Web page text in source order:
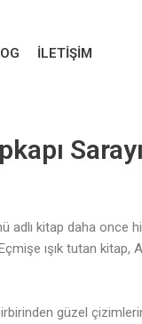
İLETIŞIM
adlı kitap daha
ışık tutan kitap,
güzel